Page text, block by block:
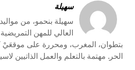
سهيلة
العالي للمهن
بتطوان، المغرب، ومحررة على موقعَيْ
الحر. مهتمة بالتعلم والعمل الذاتيين